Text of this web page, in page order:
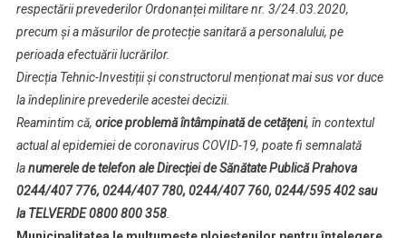
respectării prevederilor Ordonanței militare nr. 3/24.03.2020,
precum și a măsurilor de protecție sanitară a personalului, pe
perioada efectuării lucrărilor.
Direcția Tehnic-Investiții și constructorul menționat mai sus vor duce
la îndeplinire prevederile acestei decizii.
Reamintim că, orice problemă întâmpinată de cetățeni, în contextul
actual al epidemiei de coronavirus COVID-19, poate fi semnalată
lanumerele de telefon ale Direcției de Sănătate Publică Prahova
0244/407 776, 0244/407 780, 0244/407 760, 0244/595 402 sau
la TELVERDE 0800 800 358.